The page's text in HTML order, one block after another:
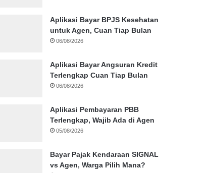
Aplikasi Bayar BPJS Kesehatan
untuk Agen, Cuan Tiap Bulan
06/08/2026
Aplikasi Bayar Angsuran Kredit
Terlengkap Cuan Tiap Bulan
06/08/2026
Aplikasi Pembayaran PBB
Terlengkap, Wajib Ada di Agen
05/08/2026
Bayar Pajak Kendaraan SIGNAL
vs Agen, Warga Pilih Mana?